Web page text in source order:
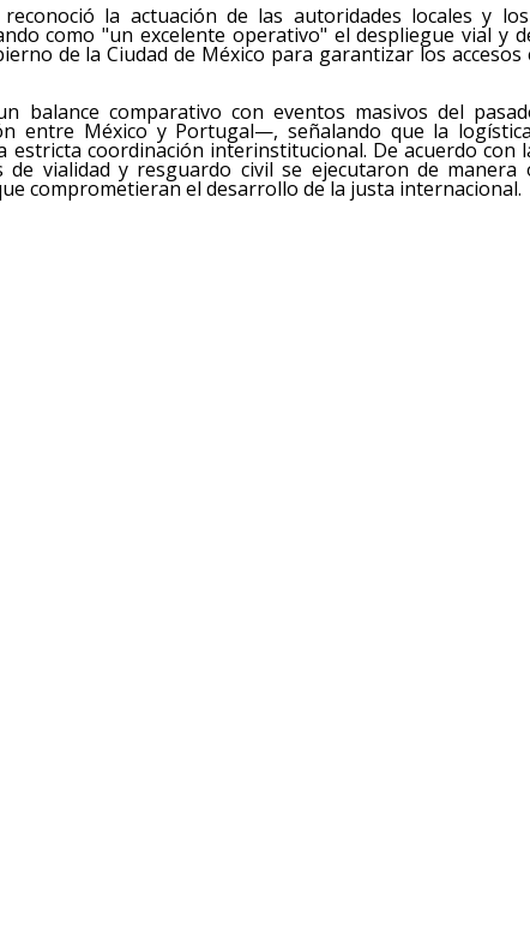
la actuación de las autoridades locales y
como "un excelente operativo" el despliegue vial y
de la Ciudad de México para garantizar los accesos
balance comparativo con eventos masivos del
entre México y Portugal—, señalando que la
coordinación interinstitucional. De acuerdo con
de vialidad y resguardo civil se ejecutaron de manera
comprometieran el desarrollo de la justa internacional.